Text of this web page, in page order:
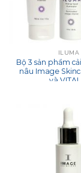
ILUMA
Bộ 3 sản phẩm
nâu Image
và